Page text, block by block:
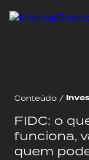
Conteúdo /
FIDC: o
funciona,
quem